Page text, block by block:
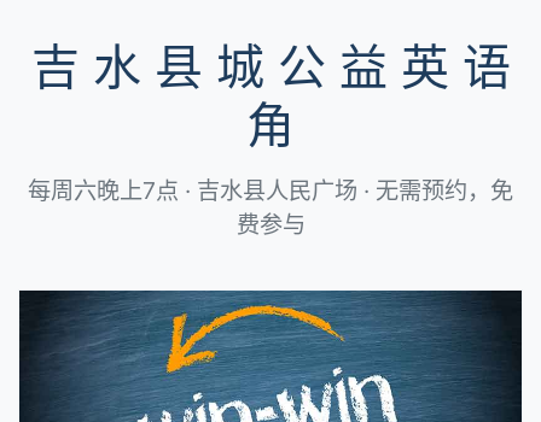
吉 水 县 城 公 益 英 语
角
每周六晚上7点 · 吉水县人民广场 · 无需预约，免
费参与